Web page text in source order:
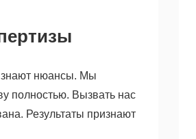
знают нюансы. Мы
полностью. Вызвать нас
Результаты признают